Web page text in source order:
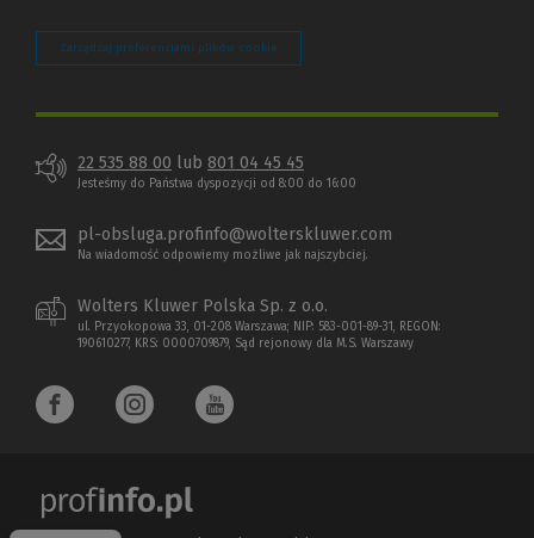
Zarządzaj preferencjami plików cookie
22 535 88 00 lub 801 04 45 45
Jesteśmy do Państwa dyspozycji od 8:00 do 16:00
pl-obsluga.profinfo@wolterskluwer.com
Na wiadomość odpowiemy możliwe jak najszybciej.
Wolters Kluwer Polska Sp. z o.o.
ul. Przyokopowa 33, 01-208 Warszawa; NIP: 583-001-89-31, REGON:
190610277, KRS: 0000709879, Sąd rejonowy dla M.S. Warszawy